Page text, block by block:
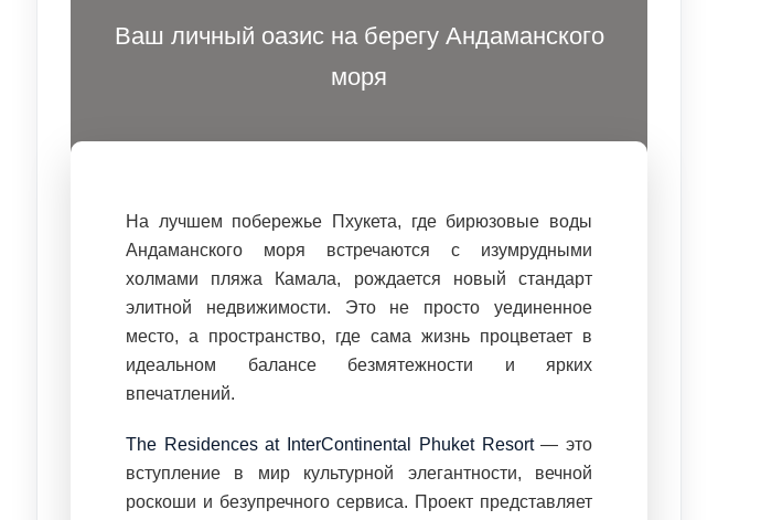
Ваш личный оазис на берегу Андаманского
моря
На лучшем побережье Пхукета, где бирюзовые воды
Андаманского моря встречаются с изумрудными
холмами пляжа Камала, рождается новый стандарт
элитной недвижимости. Это не просто уединенное
место, а пространство, где сама жизнь процветает в
идеальном балансе безмятежности и ярких
впечатлений.
The Residences at InterContinental Phuket Resort— это
вступление в мир культурной элегантности, вечной
роскоши и безупречного сервиса. Проект представляет